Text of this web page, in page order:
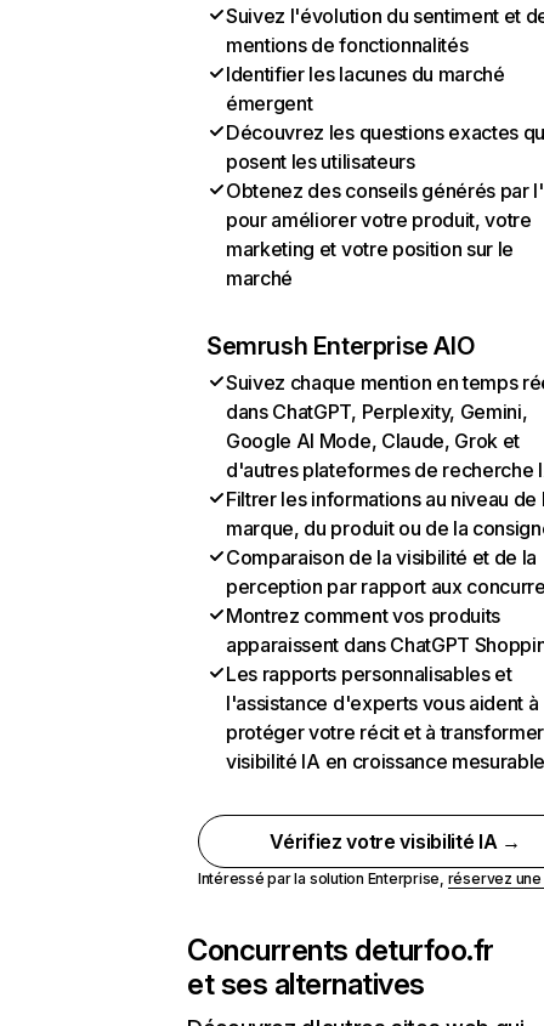
Suivez l'évolution du sentiment et
mentions de fonctionnalités
Identifier les lacunes du marché
émergent
Découvrez les questions exactes
posent les utilisateurs
Obtenez des conseils générés par
pour améliorer votre produit, votre
marketing et votre position sur le
marché
Semrush Enterprise AIO
Suivez chaque mention en temps
dans ChatGPT, Perplexity, Gemini,
Google AI Mode, Claude, Grok et
d'autres plateformes de recherche
Filtrer les informations au niveau de
marque, du produit ou de la
Comparaison de la visibilité et de la
perception par rapport aux
Montrez comment vos produits
apparaissent dans ChatGPT
Les rapports personnalisables et
l'assistance d'experts vous aident à
protéger votre récit et à
visibilité IA en croissance
Vérifiez votre visibilité IA →
Intéressé par la solution Enterprise, réservez
Concurrents deturfoo.fr
et ses alternatives